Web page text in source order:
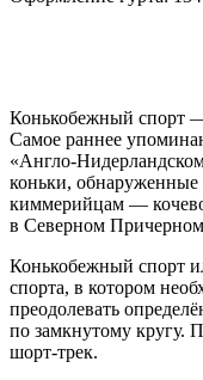
Конькобежный спорт
Самое раннее
«Англо-
коньки, обнаруженные
киммерийцам —
в Северном
Конькобежный спорт
спорта, в котором
преодолевать
по замкнутому кругу.
шорт-трек.